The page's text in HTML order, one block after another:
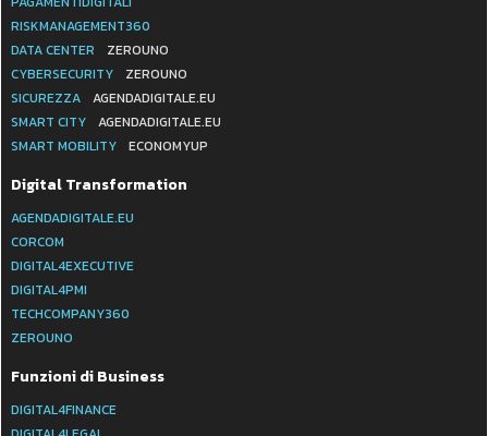
RISKMANAGEMENT360
DATA CENTER
ZEROUNO
CYBERSECURITY
ZEROUNO
SICUREZZA
AGENDADIGITALE.EU
SMART CITY
AGENDADIGITALE.EU
SMART MOBILITY
ECONOMYUP
Digital Transformation
AGENDADIGITALE.EU
CORCOM
DIGITAL4EXECUTIVE
DIGITAL4PMI
TECHCOMPANY360
ZEROUNO
Funzioni di Business
DIGITAL4FINANCE